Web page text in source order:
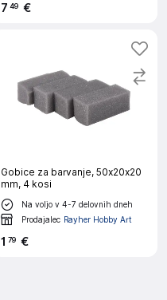
7 49 €
Gobice za barvanje, 50x20x20
mm, 4 kosi
Na voljo v 4-7 delovnih dneh
Prodajalec Rayher Hobby Art
1 79 €